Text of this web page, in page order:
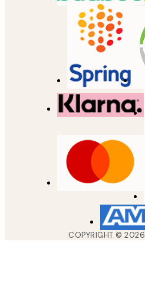
COPYRIGHT ©2026